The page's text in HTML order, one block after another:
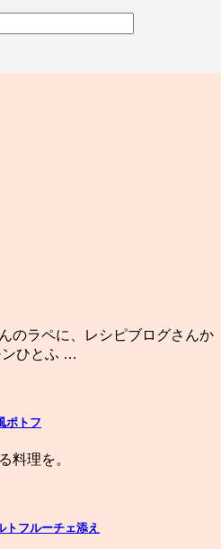
のラペに、レシピブログさんか
ンひとふ …
ポトフ
料理を。
トフルーチェ添え